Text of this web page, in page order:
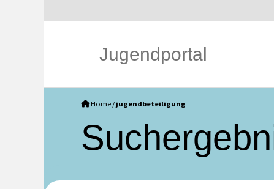
Jugendportal
Home / jugendbeteiligung